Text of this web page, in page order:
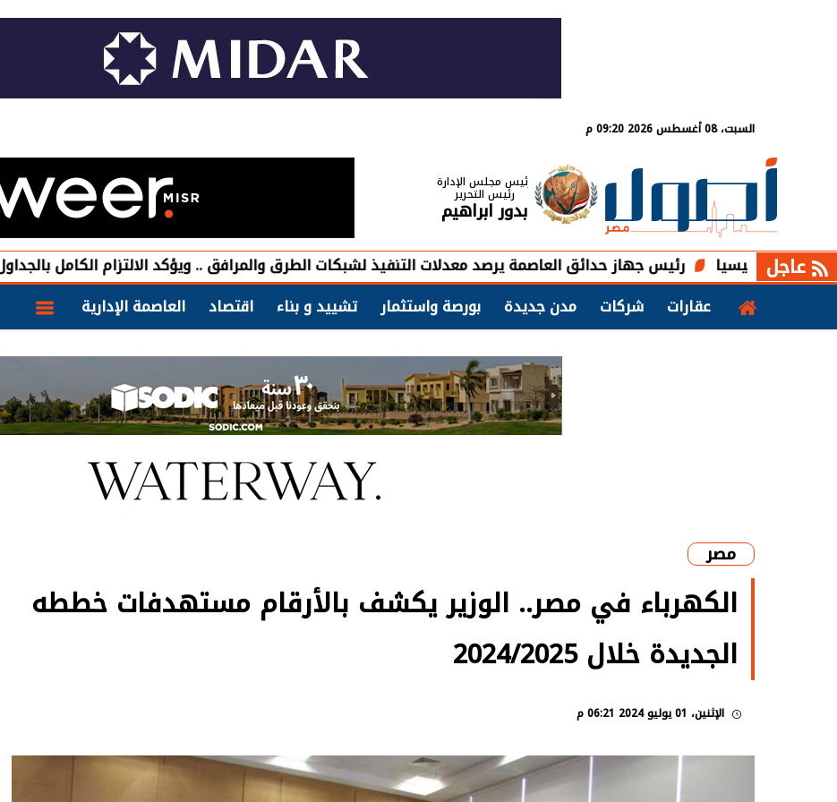
السبت، 08 أغسطس 2026 09:20 م
رئيس مجلس الإدارة
رئيس التحرير
بدور ابراهيم
عاجل
رئيس جهاز حدائق العاصمة يرصد معدلات التنفيذ لشبكات الطرق والمرافق .. ويؤكد الالتزام الكامل بالجداول الزمنية
عقارات
شركات مدن جديدة بورصة واستثمار تشييد و بناء اقتصاد العاصمة الإدارية
مصر
الكهرباء في مصر.. الوزير يكشف بالأرقام مستهدفات خططه
الجديدة خلال 2024/2025
الإثنين، 01 يوليو 2024 06:21 م